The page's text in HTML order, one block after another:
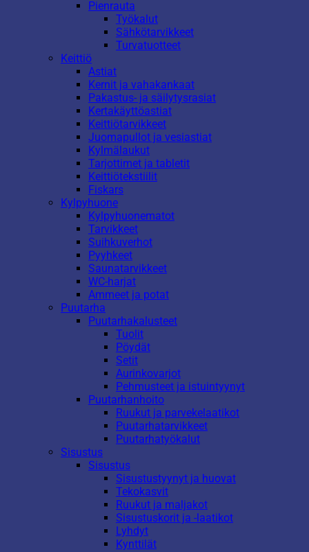
Pienrauta
Työkalut
Sähkötarvikkeet
Turvatuotteet
Keittiö
Astiat
Kernit ja vahakankaat
Pakastus- ja säilytysrasiat
Kertakäyttöastiat
Keittiötarvikkeet
Juomapullot ja vesiastiat
Kylmälaukut
Tarjottimet ja tabletit
Keittiötekstiilit
Fiskars
Kylpyhuone
Kylpyhuonematot
Tarvikkeet
Suihkuverhot
Pyyhkeet
Saunatarvikkeet
WC-harjat
Ammeet ja potat
Puutarha
Puutarhakalusteet
Tuolit
Pöydät
Setit
Aurinkovarjot
Pehmusteet ja istuintyynyt
Puutarhanhoito
Ruukut ja parvekelaatikot
Puutarhatarvikkeet
Puutarhatyökalut
Sisustus
Sisustus
Sisustustyynyt ja huovat
Tekokasvit
Ruukut ja maljakot
Sisustuskorit ja -laatikot
Lyhdyt
Kynttilät